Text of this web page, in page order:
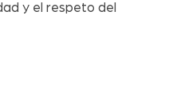
y el respeto del